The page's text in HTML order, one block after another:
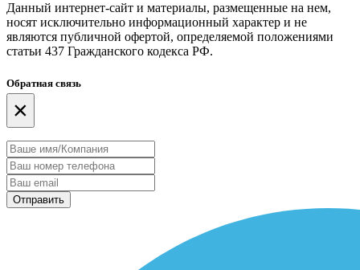
Данный интернет-сайт и материалы, размещенные на нем,
носят исключительно информационный характер и не
являются публичной офертой, определяемой положениями
статьи 437 Гражданского кодекса РФ.
Обратная связь
×
Отправить